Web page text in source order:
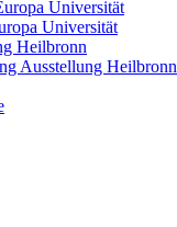
Universität
Universität
Heilbronn
Ausstellung Heilbronn